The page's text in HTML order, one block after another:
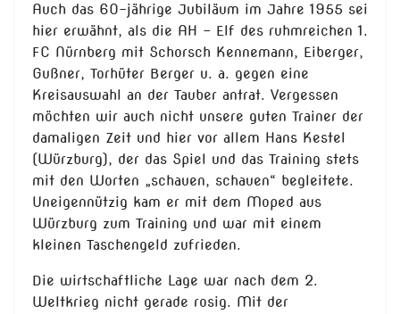
Auch das 60-jährige Jubiläum im Jahre 1955 sei
hier erwähnt, als die AH - Elf des ruhmreichen 1.
FC Nürnberg mit Schorsch Kennemann, Eiberger,
Gußner, Torhüter Berger u. a. gegen eine
Kreisauswahl an der Tauber antrat. Vergessen
möchten wir auch nicht unsere guten Trainer der
damaligen Zeit und hier vor allem Hans Kestel
(Würzburg), der das Spiel und das Training stets
mit den Worten „schauen, schauen“ begleitete.
Uneigennützig kam er mit dem Moped aus
Würzburg zum Training und war mit einem
kleinen Taschengeld zufrieden.
Die wirtschaftliche Lage war nach dem 2.
Weltkrieg nicht gerade rosig. Mit der